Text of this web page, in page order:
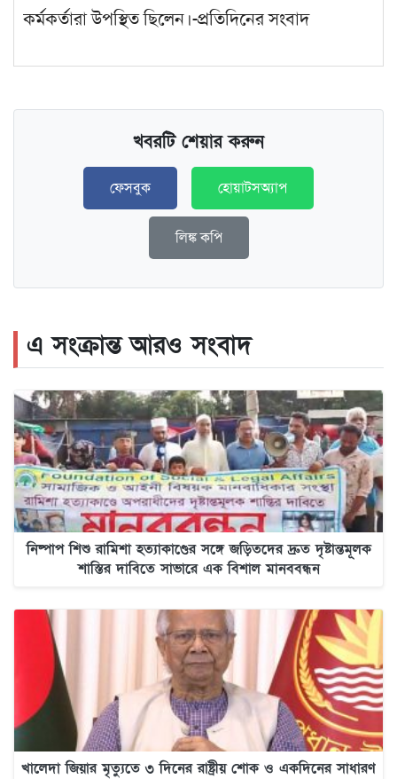
কর্মকর্তারা উপস্থিত ছিলেন।-প্রতিদিনের সংবাদ
খবরটি শেয়ার করুন
ফেসবুক হোয়াটসঅ্যাপ
লিঙ্ক কপি
এ সংক্রান্ত আরও সংবাদ
নিষ্পাপ শিশু রামিশা হত্যাকাণ্ডের সঙ্গে জড়িতদের দ্রুত দৃষ্টান্তমূলক
শাস্তির দাবিতে সাভারে এক বিশাল মানববন্ধন
খালেদা জিয়ার মৃত্যুতে ৩ দিনের রাষ্ট্রীয় শোক ও একদিনের সাধারণ